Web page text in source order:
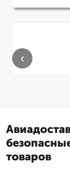
‹
товаров